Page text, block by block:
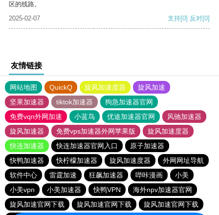
区的线路。
2025-02-07
支持[0] 反对[0]
友情链接
网站地图 QuickQ 旋风加速度器
旋风加速
坚果加速器
tiktok加速器
狗急加速器官网
免费vqn外网加速
小蓝鸟 优途加速器官网
风驰加速器
旋风加速器
免费vps加速器外网苹果版
旋风加速度器
快连加速器
快连加速器官网入口
原子加速器
快鸭加速器
快柠檬加速器 旋风加速度器
外网网址导航
软件中心
雷霆加速 狂飙加速器 哔咔漫画
小美
小美vpn
小美加速器 快鸭VPN
海外npv加速器官网
旋风加速官网下载
旋风加速官网下载 旋风加速官网下载